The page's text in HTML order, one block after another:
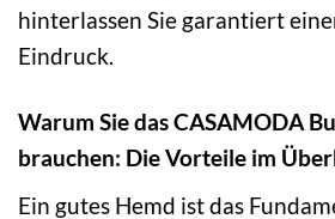
hinterlassen Sie garantiert
Eindruck.
Warum Sie das CASAMODA
brauchen: Die Vorteile im
Ein gutes Hemd ist das